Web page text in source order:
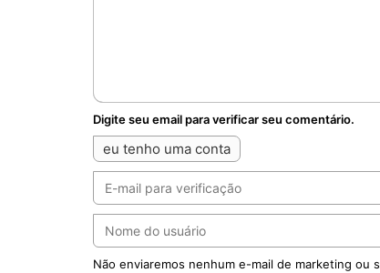
Digite seu email para verificar seu comentário.
eu tenho uma conta
Não enviaremos nenhum e-mail de marketing ou